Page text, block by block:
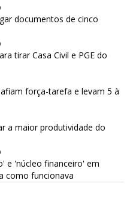
documentos de cinco
tirar Casa Civil e PGE do
força-tarefa e levam 5 à
a maior produtividade do
e 'núcleo financeiro' em
como funcionava